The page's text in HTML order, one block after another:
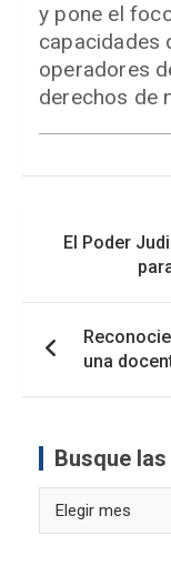
y pone el
capacidades
operadores
derechos de
El Poder
una
Busque
las